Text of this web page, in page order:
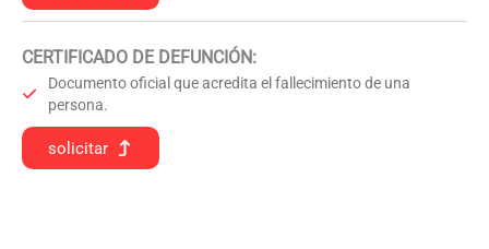
CERTIFICADO DE DEFUNCIÓN:
Documento oficial que acredita el fallecimiento de una
persona.
solicitar